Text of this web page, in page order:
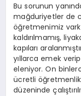
Bu sorunun
mağduriyetler de
öğretmenimiz
kaldırılmamış,
kapıları
yıllarca emek
eleniyor. On
ücretli
düzeninde